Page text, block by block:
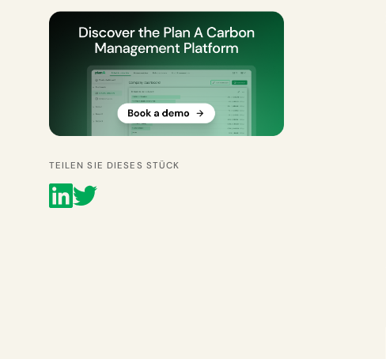
TEILEN SIE DIESES STÜCK